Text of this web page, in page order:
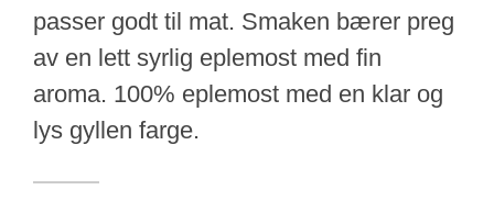
passer godt til mat. Smaken bærer preg
av en lett syrlig eplemost med fin
aroma. 100% eplemost med en klar og
lys gyllen farge.